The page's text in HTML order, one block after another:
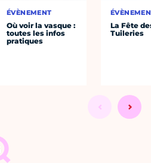
ÉVÈNEMENT
Où voir la vasque :
toutes les infos
pratiques
La Fête
Tuileries